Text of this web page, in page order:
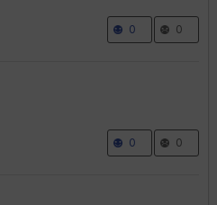
0 0
0 0